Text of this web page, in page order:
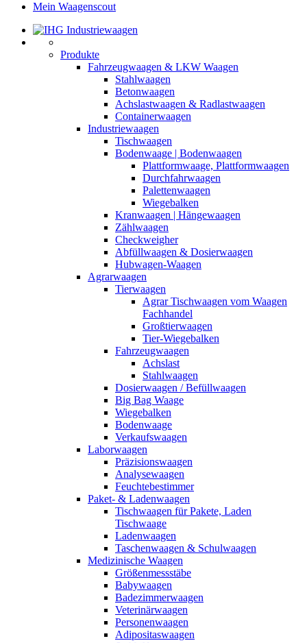
Mein Waagenscout
Produkte
Fahrzeugwaagen & LKW Waagen
Stahlwaagen
Betonwaagen
Achslastwaagen & Radlastwaagen
Containerwaagen
Industriewaagen
Tischwaagen
Bodenwaage | Bodenwaagen
Plattformwaage, Plattformwaagen
Durchfahrwaagen
Palettenwaagen
Wiegebalken
Kranwaagen | Hängewaagen
Zählwaagen
Checkweigher
Abfüllwaagen & Dosierwaagen
Hubwagen-Waagen
Agrarwaagen
Tierwaagen
Agrar Tischwaagen vom Waagen
Fachhandel
Großtierwaagen
Tier-Wiegebalken
Fahrzeugwaagen
Achslast
Stahlwaagen
Dosierwaagen / Befüllwaagen
Big Bag Waage
Wiegebalken
Bodenwaage
Verkaufswaagen
Laborwaagen
Präzisionswaagen
Analysewaagen
Feuchtebestimmer
Paket- & Ladenwaagen
Tischwaagen für Pakete, Laden
Tischwaage
Ladenwaagen
Taschenwaagen & Schulwaagen
Medizinische Waagen
Größenmessstäbe
Babywaagen
Badezimmerwaagen
Veterinärwaagen
Personenwaagen
Adipositaswaagen